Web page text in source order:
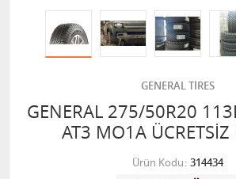
GENERAL TİRES
GENERAL 275/50R20
AT3 MO1A ÜCRETSİZ
Ürün Kodu 314434